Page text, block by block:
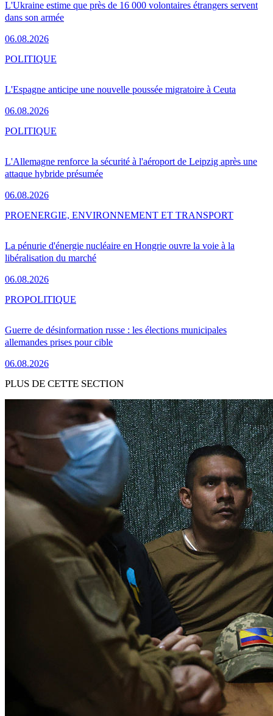
L'Ukraine estime que près de 16 000 volontaires étrangers servent
dans son armée
06.08.2026
L'Espagne anticipe une nouvelle poussée migratoire à Ceuta
06.08.2026
POLITIQUE
L'Allemagne renforce la sécurité à l'aéroport de Leipzig après une
attaque hybride présumée
06.08.2026
POLITIQUE
La pénurie d'énergie nucléaire en Hongrie ouvre la voie à la
libéralisation du marché
06.08.2026
PROENERGIE, ENVIRONNEMENT ET TRANSPORT
Guerre de désinformation russe : les élections municipales
allemandes prises pour cible
06.08.2026
PROPOLITIQUE
PLUS DE CETTE SECTION